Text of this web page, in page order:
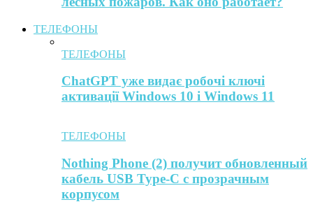
ТЕЛЕФОНЫ
ТЕЛЕФОНЫ
ChatGPT уже видає робочі ключі
активації Windows 10 і Windows 11
ТЕЛЕФОНЫ
Nothing Phone (2) получит обновленный
кабель USB Type-C с прозрачным
корпусом